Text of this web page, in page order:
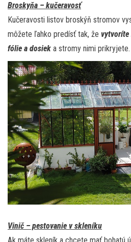
Broskyňa – kučeravosť
Kučeravosti listov broskýň stromov
môžete ľahko predísť tak, že vytvoríte
fólie a dosiek a stromy nimi prikryjete.
Vinič – pestovanie v skleníku
Ak máte skleník a chcete mať bohatú